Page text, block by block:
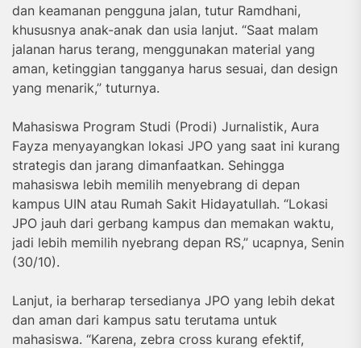
dan keamanan pengguna jalan, tutur Ramdhani,
khususnya anak-anak dan usia lanjut. “Saat malam
jalanan harus terang, menggunakan material yang
aman, ketinggian tangganya harus sesuai, dan design
yang menarik,” tuturnya.
Mahasiswa Program Studi (Prodi) Jurnalistik, Aura
Fayza menyayangkan lokasi JPO yang saat ini kurang
strategis dan jarang dimanfaatkan. Sehingga
mahasiswa lebih memilih menyebrang di depan
kampus UIN atau Rumah Sakit Hidayatullah. “Lokasi
JPO jauh dari gerbang kampus dan memakan waktu,
jadi lebih memilih nyebrang depan RS,” ucapnya, Senin
(30/10).
Lanjut, ia berharap tersedianya JPO yang lebih dekat
dan aman dari kampus satu terutama untuk
mahasiswa. “Karena, zebra cross kurang efektif,